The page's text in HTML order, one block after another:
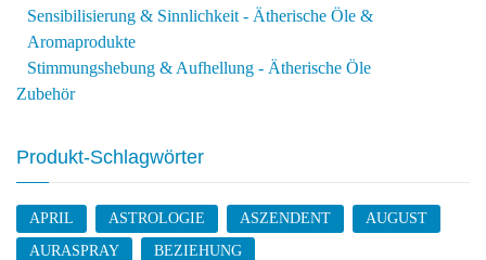
Sensibilisierung & Sinnlichkeit - Ätherische Öle &
Aromaprodukte
Stimmungshebung & Aufhellung - Ätherische Öle
Zubehör
Produkt-Schlagwörter
APRIL ASTROLOGIE ASZENDENT
AUGUST
AURASPRAY
BEZIEHUNG